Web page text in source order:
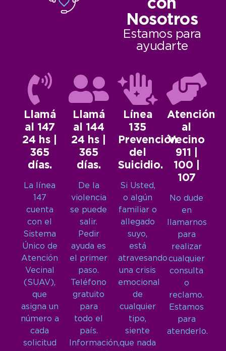
con
Nosotros
Estamos para
ayudarte
Llamá
al 147
24 hs |
365
días.
La línea
147
cuenta
con el
Sistema
Único de
Atención
Vecinal
(SUAV),
que
asigna un
número a
cada
solicitud
Llamá
al 144
24 hs |
365
días.
De la
violencia
se puede
salir.
Pedir
ayuda es
el primer
paso.
Teléfono
gratuito
para
todo el
país.
Información,
Línea
135
Prevención
del
Suicidio.
Si Usted,
o algún
familiar o
allegado
suyo,
está
atravesando
una crisis
emocional
de
cualquier
tipo,
siente
que nada
Atención
al
Vecino
911 |
100 |
107
No dude
en
llamarnos
para
realizar
cualquier
consulta
o
reclamo.
Estamos
para
atenderlo.